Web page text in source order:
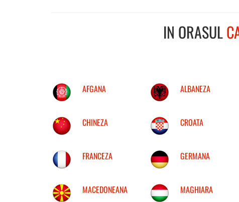
IN ORASUL
AFGANA ALBANEZA
CHINEZA CROATA
FRANCEZA GERMANA
MACEDONEANA MAGHIARA